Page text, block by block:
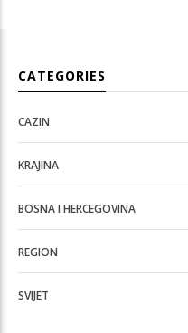
CATEGORIES
CAZIN
KRAJINA
BOSNA I HERCEGOVINA
REGION
SVIJET